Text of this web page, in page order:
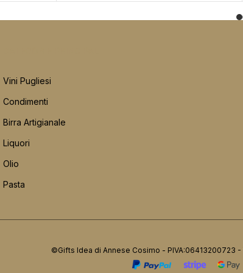
Vini Pugliesi
Condimenti
Birra Artigianale
Liquori
Olio
Pasta
©Gifts Idea di Annese Cosimo - PIVA:06413200723